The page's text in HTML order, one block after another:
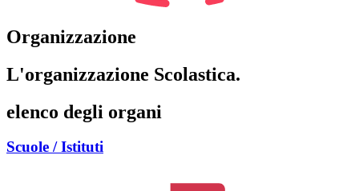
Organizzazione
L'organizzazione Scolastica.
elenco degli organi
Scuole / Istituti